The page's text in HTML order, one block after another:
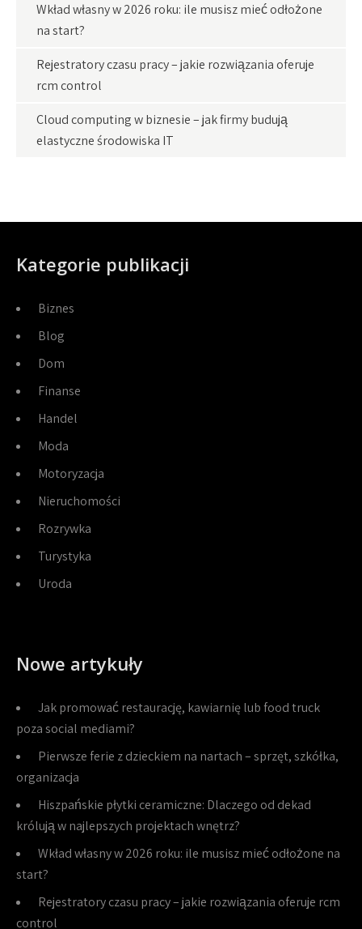
Wkład własny w 2026 roku: ile musisz mieć odłożone
na start?
Rejestratory czasu pracy – jakie rozwiązania oferuje
rcm control
Cloud computing w biznesie – jak firmy budują
elastyczne środowiska IT
Kategorie publikacji
Biznes
Blog
Dom
Finanse
Handel
Moda
Motoryzacja
Nieruchomości
Rozrywka
Turystyka
Uroda
Nowe artykuły
Jak promować restaurację, kawiarnię lub food truck
poza social mediami?
Pierwsze ferie z dzieckiem na nartach – sprzęt, szkółka,
organizacja
Hiszpańskie płytki ceramiczne: Dlaczego od dekad
królują w najlepszych projektach wnętrz?
Wkład własny w 2026 roku: ile musisz mieć odłożone na
start?
Rejestratory czasu pracy – jakie rozwiązania oferuje rcm
control